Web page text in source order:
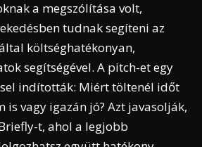
a megszólítása volt,
tudnak segíteni az
költséghatékonyan,
segítségével. A pitch-et egy
indították: Miért töltenél időt
is vagy igazán jó? Azt javasolják,
t, ahol a legjobb